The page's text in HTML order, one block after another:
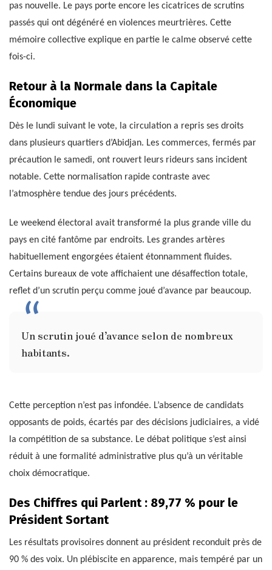
pas nouvelle. Le pays porte encore les cicatrices de scrutins
passés qui ont dégénéré en violences meurtrières. Cette
mémoire collective explique en partie le calme observé cette
fois-ci.
Retour à la Normale dans la Capitale
Économique
Dès le lundi suivant le vote, la circulation a repris ses droits
dans plusieurs quartiers d’Abidjan. Les commerces, fermés par
précaution le samedi, ont rouvert leurs rideurs sans incident
notable. Cette normalisation rapide contraste avec
l’atmosphère tendue des jours précédents.
Le weekend électoral avait transformé la plus grande ville du
pays en cité fantôme par endroits. Les grandes artères
habituellement engorgées étaient étonnamment fluides.
Certains bureaux de vote affichaient une désaffection totale,
reflet d’un scrutin perçu comme joué d’avance par beaucoup.
Un scrutin joué d’avance selon de nombreux
habitants.
Cette perception n’est pas infondée. L’absence de candidats
opposants de poids, écartés par des décisions judiciaires, a vidé
la compétition de sa substance. Le débat politique s’est ainsi
réduit à une formalité administrative plus qu’à un véritable
choix démocratique.
Des Chiffres qui Parlent : 89,77 % pour le
Président Sortant
Les résultats provisoires donnent au président reconduit près de
90 % des voix. Un plébiscite en apparence, mais tempéré par un